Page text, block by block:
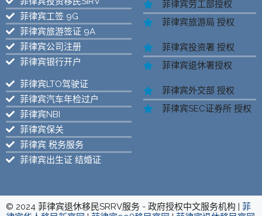
菲律宾工签 9G
菲律宾旅游签证 9A
菲律宾公司注册
菲律宾银行开户
菲律宾LTO驾驶证
菲律宾汽车年检过户
菲律宾NBI
菲律宾保关
菲律宾 税务服务
菲律宾出生证 结婚证
菲律宾劳工部授权
菲律宾旅游局 授权
菲律宾投资署 授权
菲律宾退休署授权
菲律宾外交部 授权
菲律宾SEC证券所 授权
© 2024 菲律宾退休移民SRRV服务 - 政府授权中文服务机构 | 菲